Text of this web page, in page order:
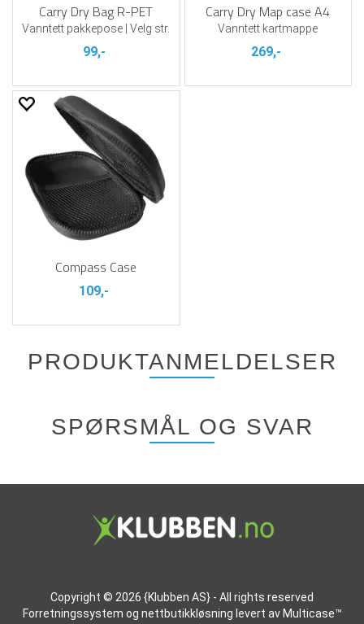
Carry Dry Bag R-PET
Vanntett pakkepose | Velg str.
99,-
Carry Dry Map case A4
Vanntett kartmappe
269,-
Compass Case
109,-
PRODUKTANMELDELSER
SPØRSMÅL OG SVAR
Copyright © 2026 {Klubben AS} - All rights reserved
Forretningssystem og nettbutikkløsning levert avMulticase™